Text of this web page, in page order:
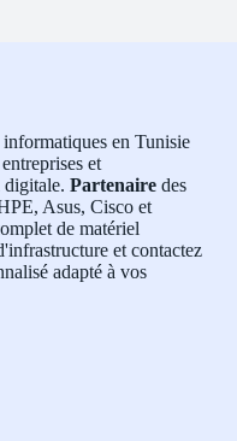
en Tunisie
et
digitale. Partenaire des
Asus, Cisco et
de matériel
et contactez
adapté à vos